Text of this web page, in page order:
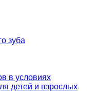
зуба
в условиях
детей и взрослых